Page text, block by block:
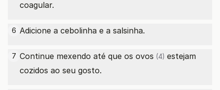
coagular.
6 Adicione a cebolinha e a salsinha.
7 Continue mexendo até que os ovos (4) estejam
cozidos ao seu gosto.